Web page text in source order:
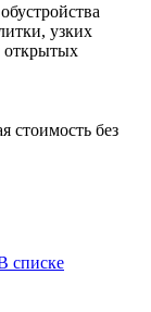
узких
открытых
стоимость без
списке